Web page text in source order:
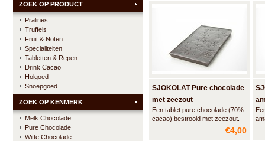
ZOEK OP PRODUCT
Pralines
Truffels
Fruit & Noten
Specialiteiten
Tabletten & Repen
Drink Cacao
Holgoed
Snoepgoed
ZOEK OP KENMERK
Melk Chocolade
Pure Chocolade
Witte Chocolade
SJOKOLAT Pure chocolade
met zeezout
Een tablet pure chocolade (70%
cacao) bestrooid met zeezout.
€4,00